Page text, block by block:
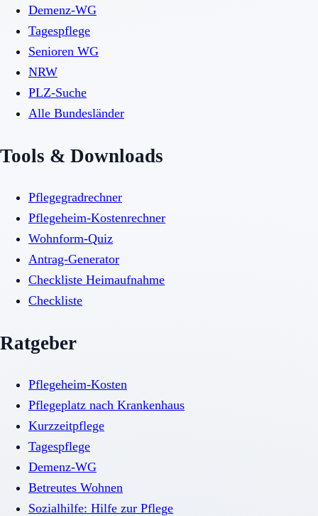
Demenz-WG
Tagespflege
Senioren WG
NRW
PLZ-Suche
Alle Bundesländer
Tools & Downloads
Pflegegradrechner
Pflegeheim-Kostenrechner
Wohnform-Quiz
Antrag-Generator
Checkliste Heimaufnahme
Checkliste
Ratgeber
Pflegeheim-Kosten
Pflegeplatz nach Krankenhaus
Kurzzeitpflege
Tagespflege
Demenz-WG
Betreutes Wohnen
Sozialhilfe: Hilfe zur Pflege